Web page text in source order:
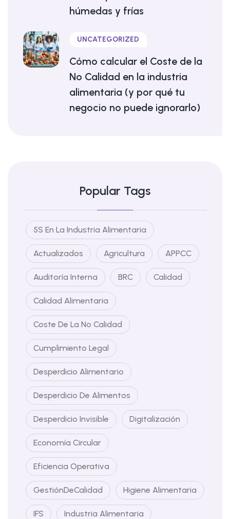
húmedas y frías
UNCATEGORIZED
Cómo calcular el Coste de la
No Calidad en la industria
alimentaria (y por qué tu
negocio no puede ignorarlo)
Popular Tags
5S En La Industria Alimentaria
Actualizados Agricultura APPCC
Auditoría Interna BRC Calidad
Calidad Alimentaria
Coste De La No Calidad
Cumplimiento Legal
Desperdicio Alimentario
Desperdicio De Alimentos
Desperdicio Invisible Digitalización
Economía Circular
Eficiencia Operativa
GestiónDeCalidad Higiene Alimentaria
IFS Industria Alimentaria